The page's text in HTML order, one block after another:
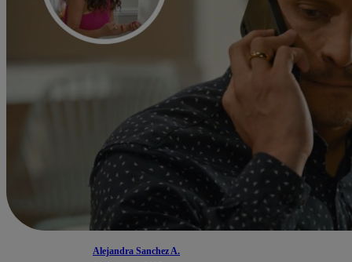
Alejandra Sanchez A.